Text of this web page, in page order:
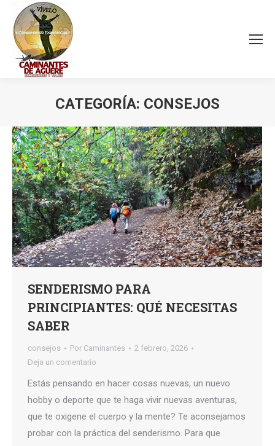
CATEGORÍA: CONSEJOS
SENDERISMO PARA
PRINCIPIANTES: QUÉ NECESITAS
SABER
consejos Por Caminantes
2 febrero, 2026
Deja un comentario
Estás pensando en hacer cosas nuevas, un nuevo
hobby o deporte que te haga vivir nuevas aventuras,
que te oxigene el cuerpo y la mente? Te aconsejamos
probar con la práctica del senderismo. Para que